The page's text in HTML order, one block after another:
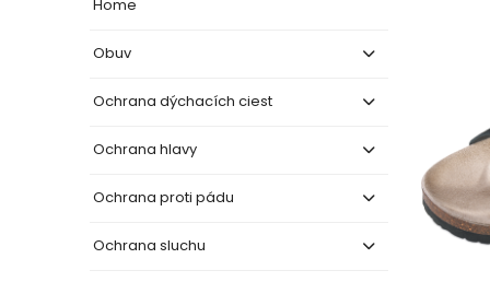
Home
Obuv
Ochrana dýchacích ciest
Ochrana hlavy
Ochrana proti pádu
Ochrana sluchu